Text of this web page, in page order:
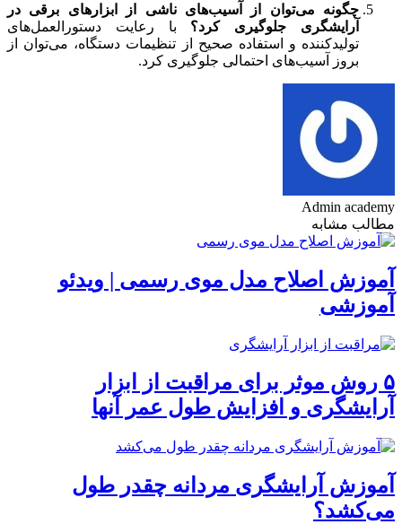
چگونه می‌توان از آسیب‌های ناشی از ابزارهای برقی در
آرایشگری جلوگیری کرد؟ با رعایت دستورالعمل‌های
تولیدکننده و استفاده صحیح از تنظیمات دستگاه، می‌توان از
بروز آسیب‌های احتمالی جلوگیری کرد.
Admin academy
مطالب مشابه
آموزش اصلاح مدل موی رسمی | ویدئو
آموزشی
۵ روش موثر برای مراقبت از ابزار
آرایشگری و افزایش طول عمر آنها
آموزش آرایشگری مردانه چقدر طول
می‌کشد؟